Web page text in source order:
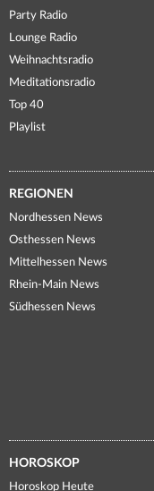
Party Radio
Lounge Radio
Weihnachtsradio
Meditationsradio
Top 40
Playlist
REGIONEN
Nordhessen News
Osthessen News
Mittelhessen News
Rhein-Main News
Südhessen News
HOROSKOP
Horoskop Heute